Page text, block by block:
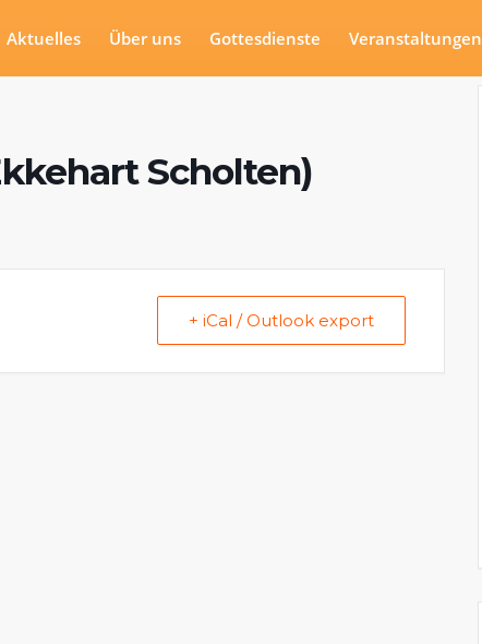
Aktuelles Über uns Gottesdienste Veranstaltungen
Scholten)
+ iCal / Outlook export